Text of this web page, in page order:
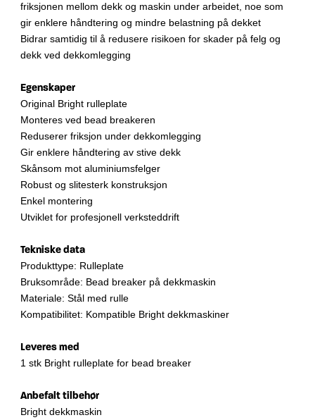
friksjonen mellom dekk og maskin under arbeidet, noe som
gir enklere håndtering og mindre belastning på dekket
Bidrar samtidig til å redusere risikoen for skader på felg og
dekk ved dekkomlegging
Egenskaper
Original Bright rulleplate
Monteres ved bead breakeren
Reduserer friksjon under dekkomlegging
Gir enklere håndtering av stive dekk
Skånsom mot aluminiumsfelger
Robust og slitesterk konstruksjon
Enkel montering
Utviklet for profesjonell verksteddrift
Tekniske data
Produkttype: Rulleplate
Bruksområde: Bead breaker på dekkmaskin
Materiale: Stål med rulle
Kompatibilitet: Kompatible Bright dekkmaskiner
Leveres med
1 stk Bright rulleplate for bead breaker
Anbefalt tilbehør
Bright dekkmaskin